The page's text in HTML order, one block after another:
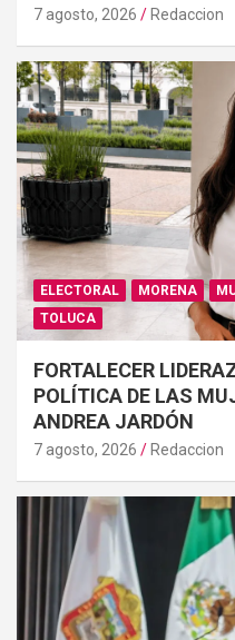
7 agosto, 2026 Redaccion
ELECTORAL MORENA
TOLUCA
FORTALECER
POLÍTICA DE LAS
ANDREA JARDÓN
7 agosto, 2026 Redaccion